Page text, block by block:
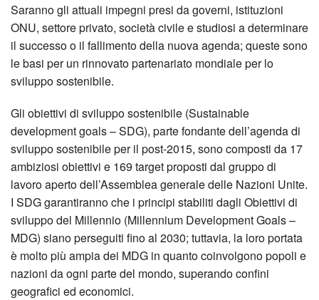
Saranno gli attuali impegni presi da governi, istituzioni
ONU, settore privato, società civile e studiosi a determinare
il successo o il fallimento della nuova agenda; queste sono
le basi per un rinnovato partenariato mondiale per lo
sviluppo sostenibile.
Gli obiettivi di sviluppo sostenibile (Sustainable
development goals – SDG), parte fondante dell’agenda di
sviluppo sostenibile per il post-2015, sono composti da 17
ambiziosi obiettivi e 169 target proposti dal gruppo di
lavoro aperto dell’Assemblea generale delle Nazioni Unite.
I SDG garantiranno che i principi stabiliti dagli Obiettivi di
sviluppo del Millennio (Millennium Development Goals –
MDG) siano perseguiti fino al 2030; tuttavia, la loro portata
è molto più ampia dei MDG in quanto coinvolgono popoli e
nazioni da ogni parte del mondo, superando confini
geografici ed economici.